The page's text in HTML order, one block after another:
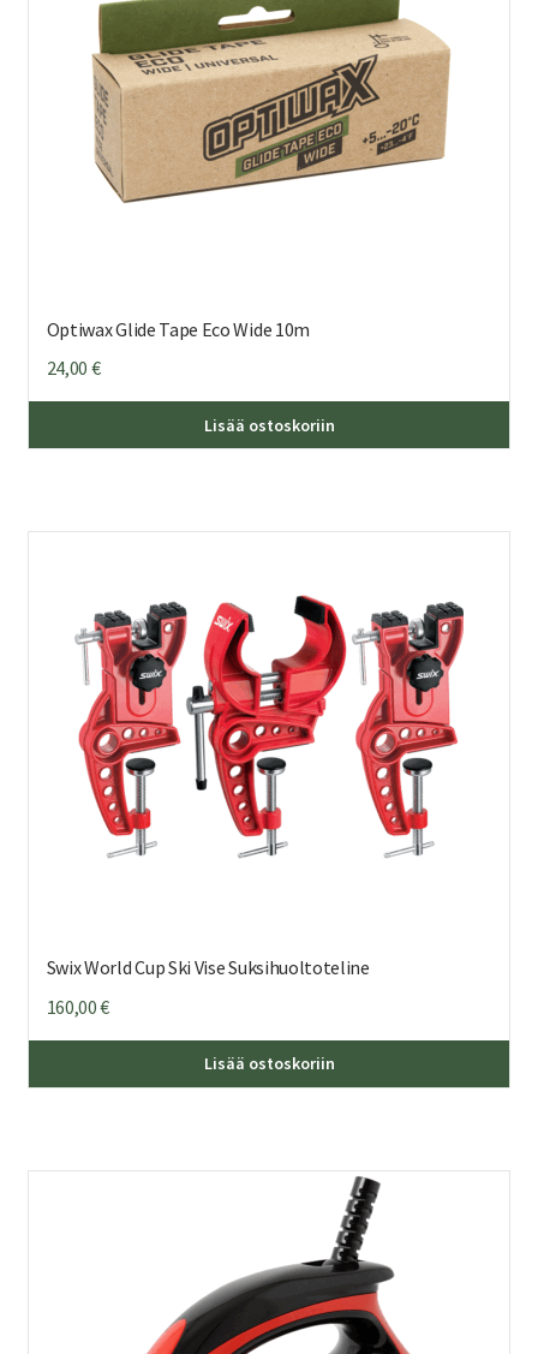
Optiwax Glide Tape Eco Wide 10m
24,00 €
Lisää ostoskoriin
Swix World Cup Ski Vise Suksihuoltoteline
160,00€
Lisää ostoskoriin